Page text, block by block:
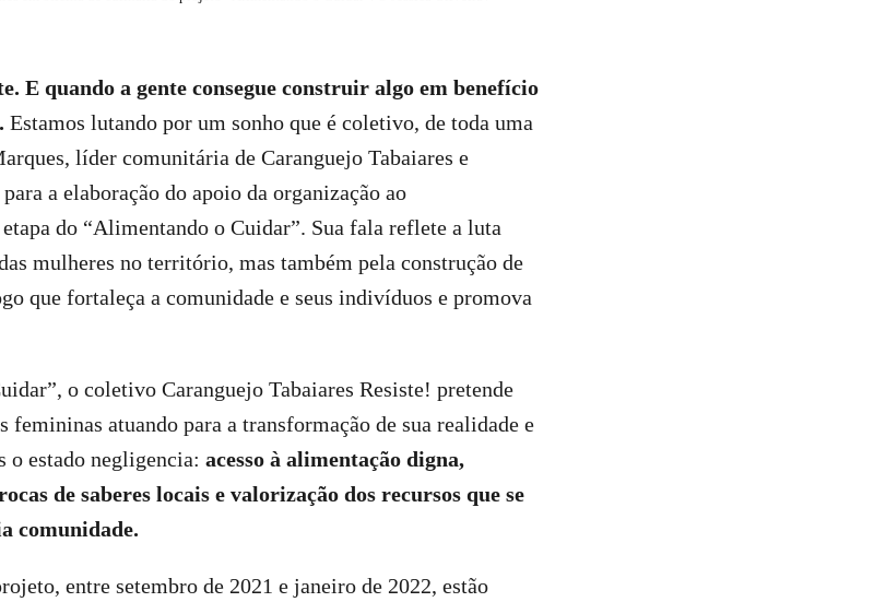
E quando a gente consegue construir algo em benefício
Estamos lutando por um sonho que é coletivo, de toda uma
líder comunitária de Caranguejo Tabaiares e
a elaboração do apoio da organização ao
do “Alimentando o Cuidar”. Sua fala reflete a luta
mulheres no território, mas também pela construção de
que fortaleça a comunidade e seus indivíduos e promova
o coletivo Caranguejo Tabaiares Resiste! pretende
femininas atuando para a transformação de sua realidade e
o estado negligencia: acesso à alimentação digna,
de saberes locais e valorização dos recursos que se
comunidade.
entre setembro de 2021 e janeiro de 2022, estão